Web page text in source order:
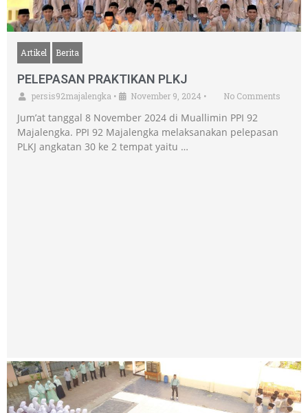
Artikel Berita
PELEPASAN PRAKTIKAN PLKJ
persis92majalengka • November 9, 2024 • No Comments
Jum’at tanggal 8 November 2024 di Muallimin PPI 92
Majalengka. PPI 92 Majalengka melaksanakan pelepasan
PLKJ angkatan 30 ke 2 tempat yaitu …